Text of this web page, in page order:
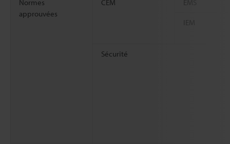
Normes
approuvées
CEM
Sécurité